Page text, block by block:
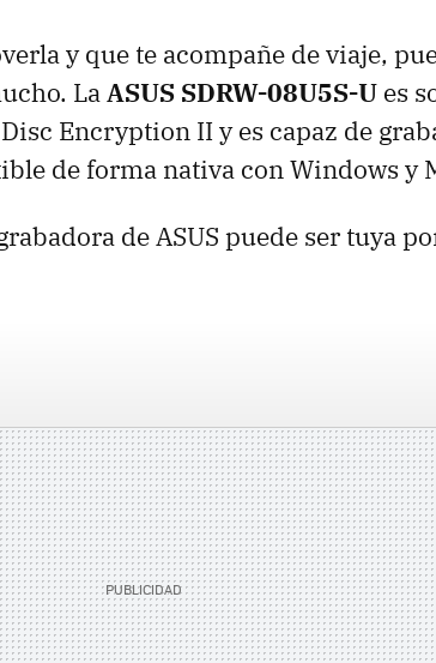
y que te acompañe de viaje,
LaASUS SDRW-08U5S-U es
Encryption II y es capaz de
de forma nativa con Windows y
de ASUS puede ser tuya